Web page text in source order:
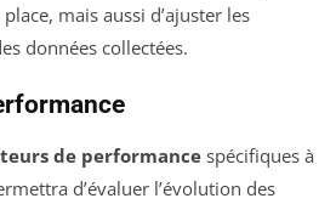
mais aussi d’ajuster les
données collectées.
de performance spécifiques à
d’évaluer l’évolution des